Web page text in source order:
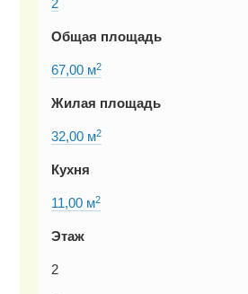
2
Общая площадь
67,00 м2
Жилая площадь
32,00 м2
Кухня
11,00 м2
Этаж
2